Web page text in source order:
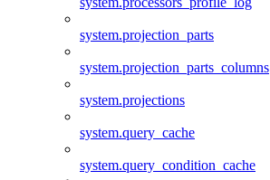
system.projection_parts
system.projection_parts_columns
system.projections
system.query_cache
system.query_condition_cache